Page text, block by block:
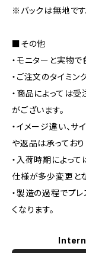
※バックは無地です
■その他
・モニターと実物
・ご注文のタイミ
・商品によっては
がございます。
・イメージ違い、
や返品は承っており
・入荷時期によって
仕様が多少変更と
・製造の過程でプ
くなります。